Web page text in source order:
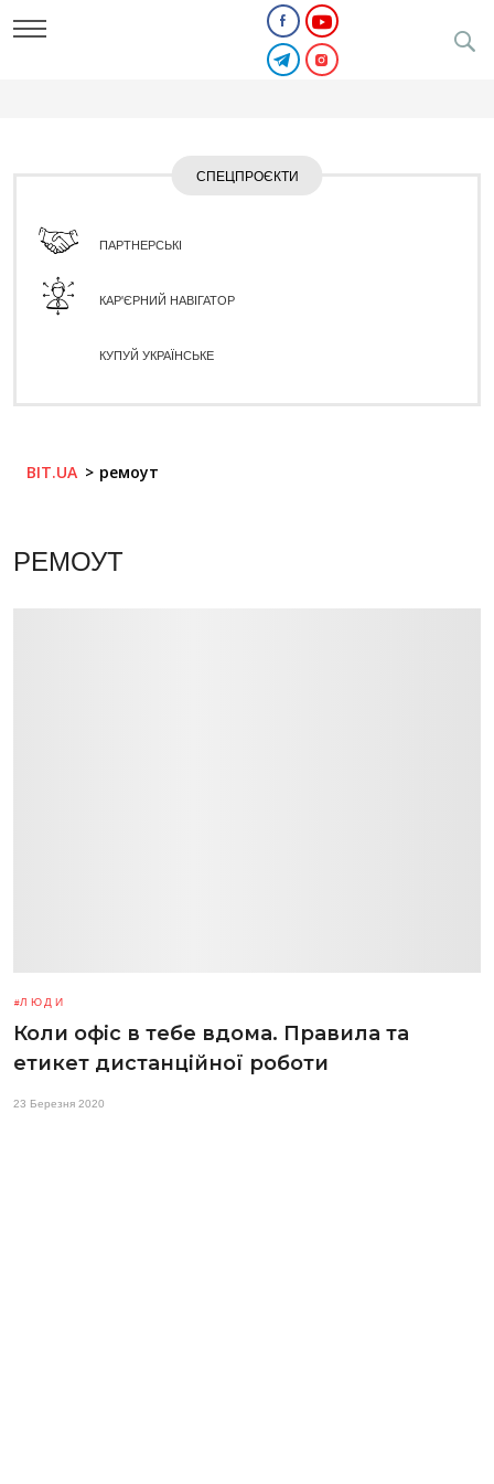
СПЕЦПРОЄКТИ
ПАРТНЕРСЬКІ
КАР'ЄРНИЙ НАВІГАТОР
КУПУЙ УКРАЇНСЬКЕ
BIT.UA ремоут
РЕМОУТ
ЛЮДИ
Коли офіс в тебе вдома. Правила та
етикет дистанційної роботи
23 Березня 2020